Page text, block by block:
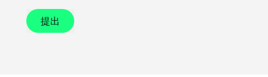
提出